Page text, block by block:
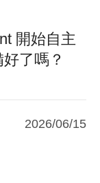
開始自主
了嗎？
2026/06/15